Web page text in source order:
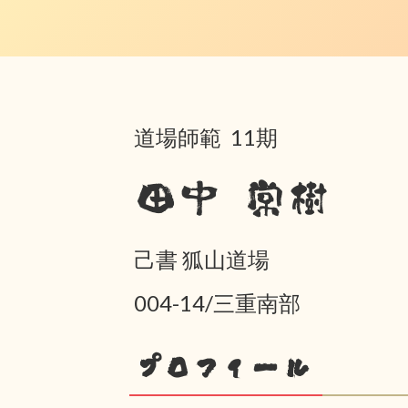
道場師範 11期
田中 常樹
己書 狐山道場
004-14/三重南部
プロフィール